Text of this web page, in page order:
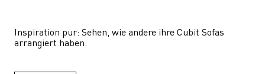
Inspiration pur: Sehen, wie andere ihre Cubit Sofas
arrangiert haben.